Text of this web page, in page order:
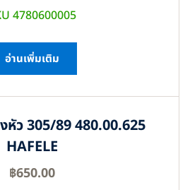
4780600005
อ่านเพิ่มเติม
หัว 305/89 480.00.625
HAFELE
฿650.00